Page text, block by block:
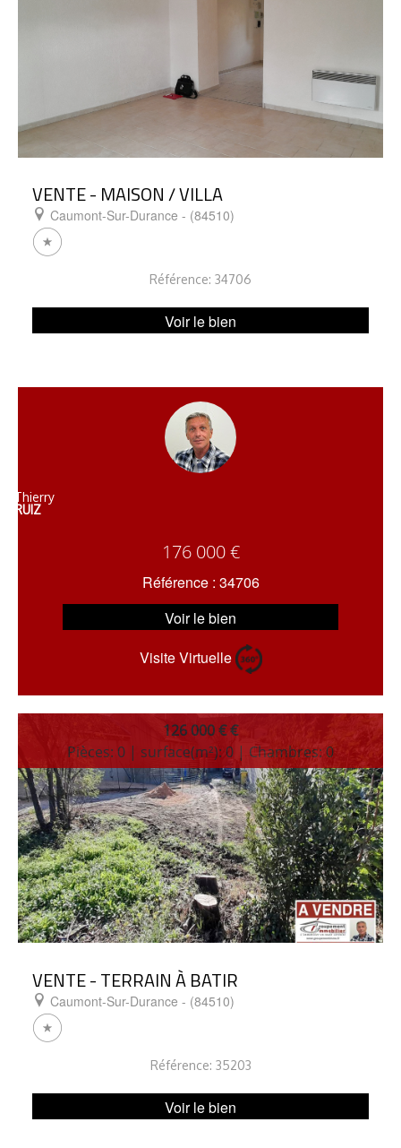
VENTE - MAISON / VILLA
Caumont-Sur-Durance - (84510)
Référence: 34706
Voir le bien
Thierry
RUIZ
176 000 €
Référence : 34706
Voir le bien
Visite Virtuelle
126 000 € €
Pièces: 0 | surface(m²): 0 | Chambres: 0
VENTE - TERRAIN À BATIR
Caumont-Sur-Durance - (84510)
Référence: 35203
Voir le bien